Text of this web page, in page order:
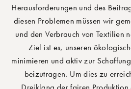
Herausforderungen und des
diesen Problemen müssen wir
und den Verbrauch von Textilien
Ziel ist es, unseren
minimieren und aktiv zur
beizutragen. Um dies zu